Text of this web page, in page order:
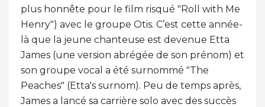
plus honnête pour le film risqué "Roll with Me
Henry") avec le groupe Otis. C’est cette année-
là que la jeune chanteuse est devenue Etta
James (une version abrégée de son prénom) et
son groupe vocal a été surnommé "The
Peaches" (Etta's surnom). Peu de temps après,
James a lancé sa carrière solo avec des succès